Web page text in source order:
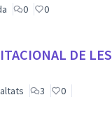
0 0
DE LES
3
0